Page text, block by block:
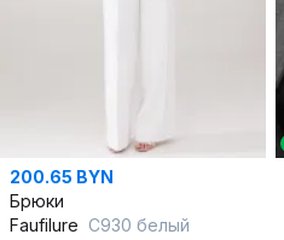
200.65 BYN
Брюки
Faufilure C930 белый